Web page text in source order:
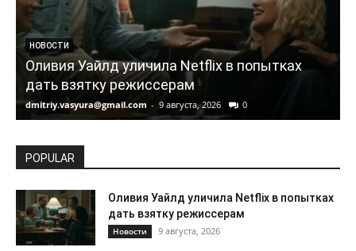
НОВОСТИ
Оливия Уайлд уличила Netflix в попытках
дать взятку режиссерам
dmitriy.vasyura@gmail.com - 9 августа, 2026 0
POPULAR
Оливия Уайлд уличила Netflix в попытках
дать взятку режиссерам
Новости 9 августа, 2026